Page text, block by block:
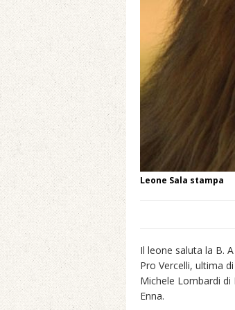
Leone Sala stampa
Il leone saluta la B.
Pro Vercelli, ultima
Michele Lombardi di
Enna.